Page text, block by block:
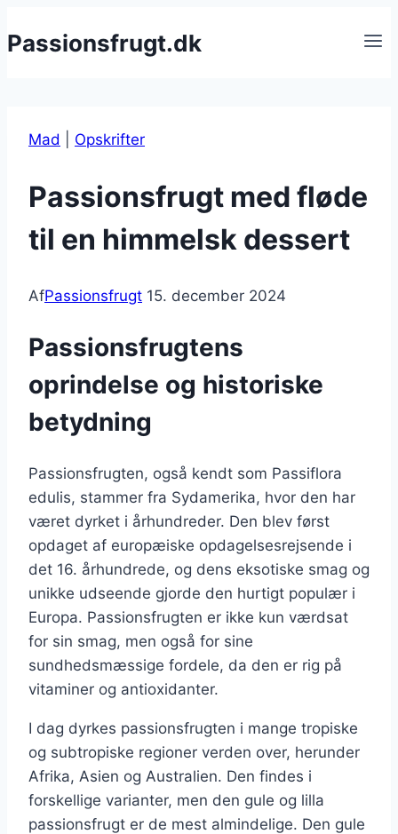
til
Passionsfrugt.dk
Mad Opskrifter
Passionsfrugt med fløde
til en himmelsk dessert
AfPassionsfrugt 15. december 2024
Passionsfrugtens
oprindelse og historiske
betydning
Passionsfrugten, også kendt som Passiflora
edulis, stammer fra Sydamerika, hvor den har
været dyrket i århundreder. Den blev først
opdaget af europæiske opdagelsesrejsende i
det 16. århundrede, og dens eksotiske smag og
unikke udseende gjorde den hurtigt populær i
Europa. Passionsfrugten er ikke kun værdsat
for sin smag, men også for sine
sundhedsmæssige fordele, da den er rig på
vitaminer og antioxidanter.
I dag dyrkes passionsfrugten i mange tropiske
og subtropiske regioner verden over, herunder
Afrika, Asien og Australien. Den findes i
forskellige varianter, men den gule og lilla
passionsfrugt er de mest almindelige. Den gule